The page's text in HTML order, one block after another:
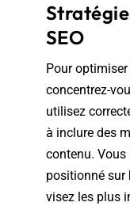
SEO
Pour
concentrez-
utilisez
à inclure des
contenu. Vous
positionné sur
visez les plus